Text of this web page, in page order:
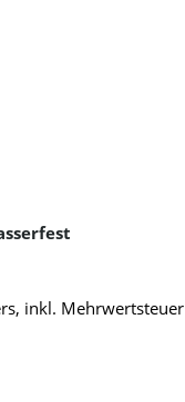
inkl. Mehrwertsteuer